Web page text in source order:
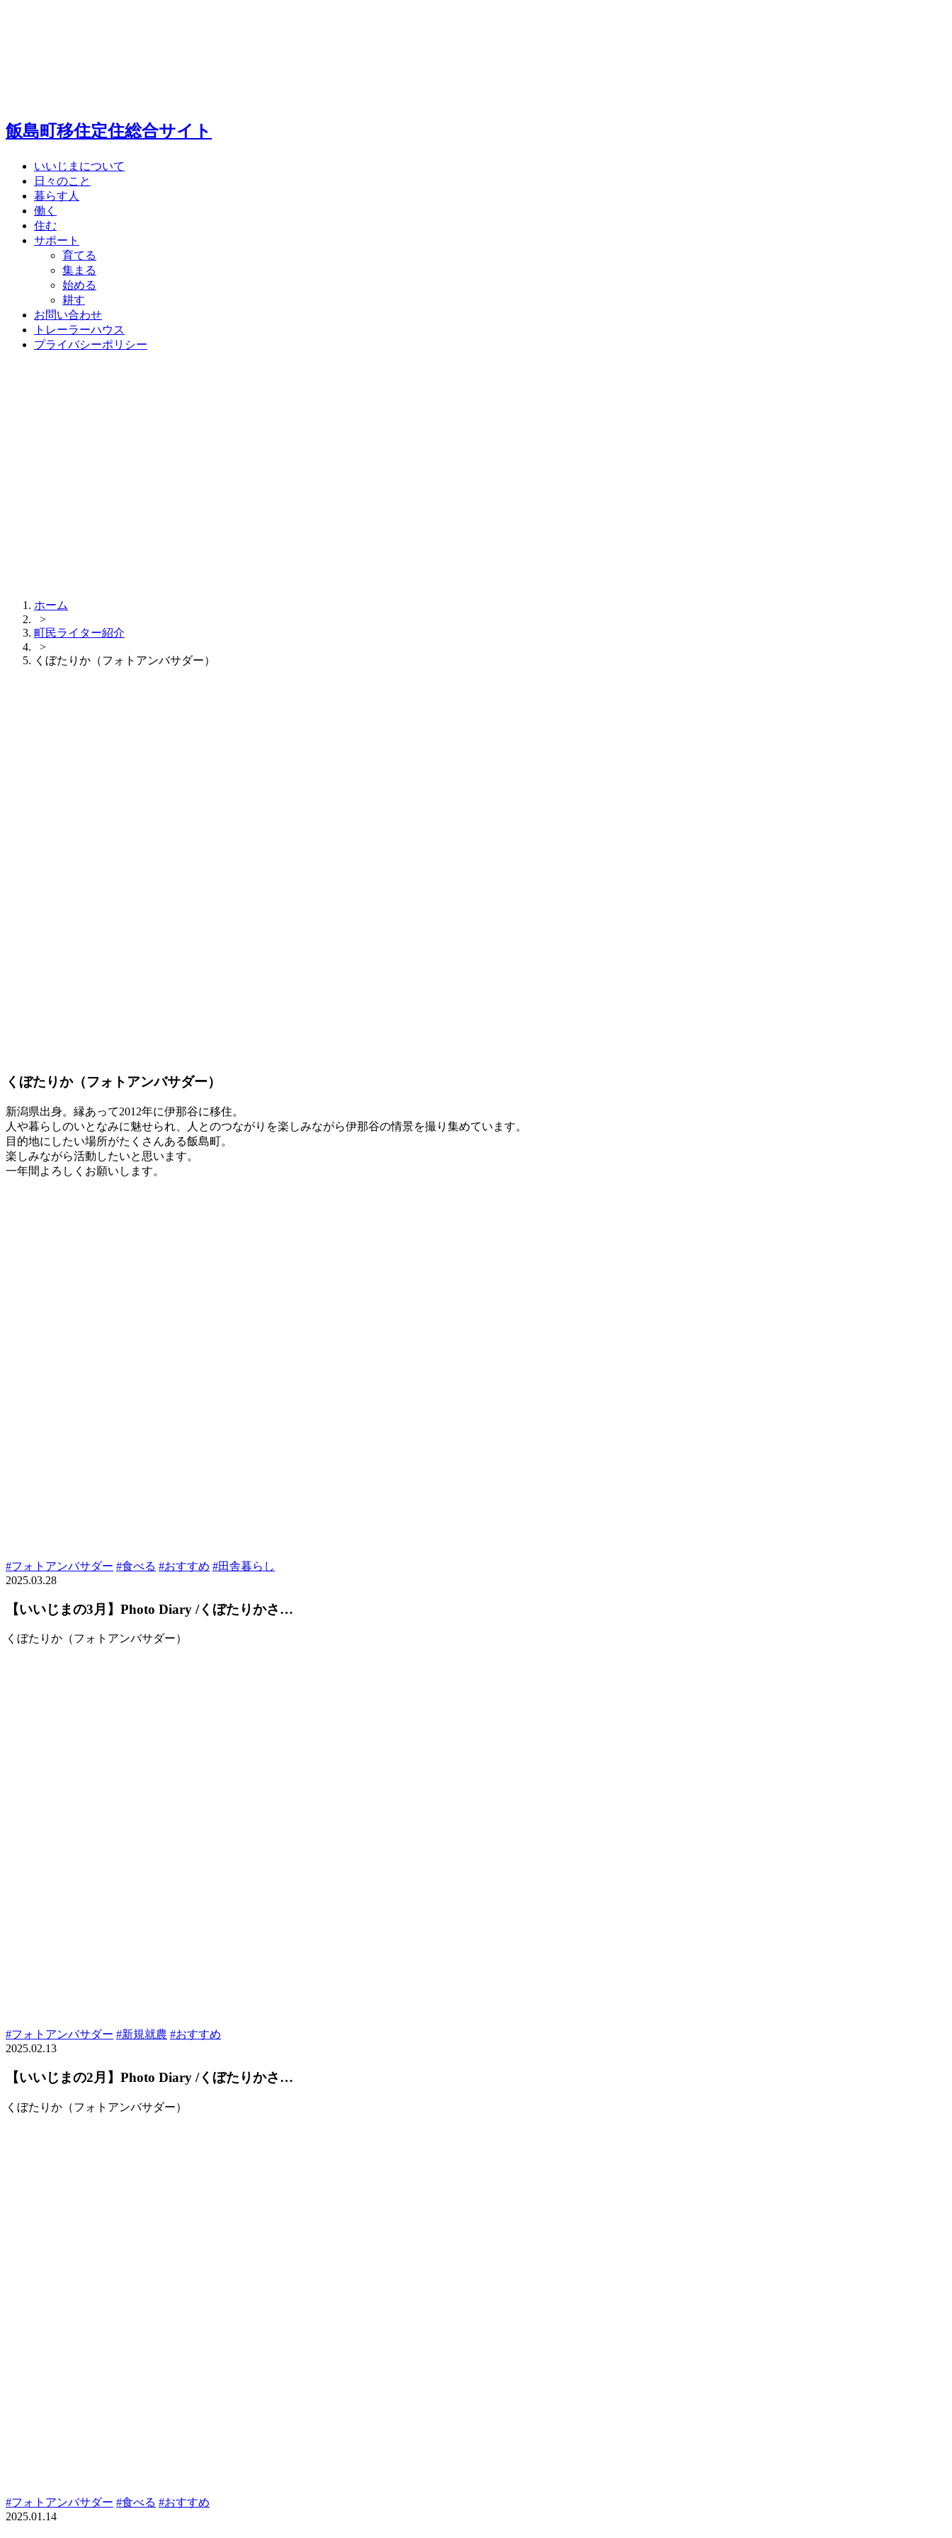
飯島町移住定住総合サイト
いいじまについて
日々のこと
暮らす人
働く
住む
サポート
育てる
集まる
始める
耕す
お問い合わせ
トレーラーハウス
プライバシーポリシー
ホーム
>
町民ライター紹介
>
くぼたりか（フォトアンバサダー）
くぼたりか（フォトアンバサダー）
新潟県出身。縁あって2012年に伊那谷に移住。
人や暮らしのいとなみに魅せられ、人とのつながりを楽しみながら伊那谷の情景を撮り集めています。
目的地にしたい場所がたくさんある飯島町。
楽しみながら活動したいと思います。
一年間よろしくお願いします。
#フォトアンバサダー #食べる #おすすめ #田舎暮らし
2025.03.28
【いいじまの3月】Photo Diary /くぼたりかさ…
くぼたりか（フォトアンバサダー）
#フォトアンバサダー #新規就農 #おすすめ
2025.02.13
【いいじまの2月】Photo Diary /くぼたりかさ…
くぼたりか（フォトアンバサダー）
#フォトアンバサダー #食べる #おすすめ
2025.01.14